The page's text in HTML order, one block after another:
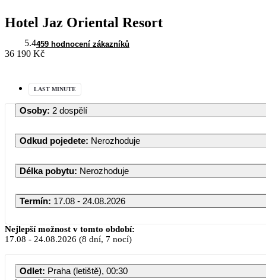
Hotel Jaz Oriental Resort
5.4459 hodnocení zákazníků
36 190 Kč
LAST MINUTE
Osoby: 2 dospělí
Odkud pojedete: Nerozhoduje
Délka pobytu: Nerozhoduje
Termín: 17.08 - 24.08.2026
Srpen
PO ÚT ST ČT
Nejlepší možnost v tomto období:
17.08 - 24.08.2026 (8 dní, 7 nocí)
Odlet: Praha (letiště), 00:30